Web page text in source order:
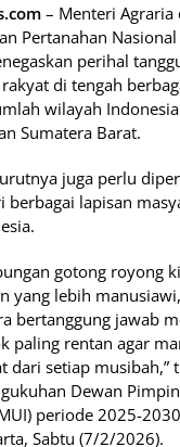
– Menteri Agraria
Pertanahan Nasional
perihal
di tengah
wilayah
Sumatera Barat.
juga perlu
berbagai lapisan
gotong royong
yang lebih
bertanggung jawab
paling rentan agar
dari setiap musibah,”
Dewan
periode 2025-
Sabtu (7/2/2026).